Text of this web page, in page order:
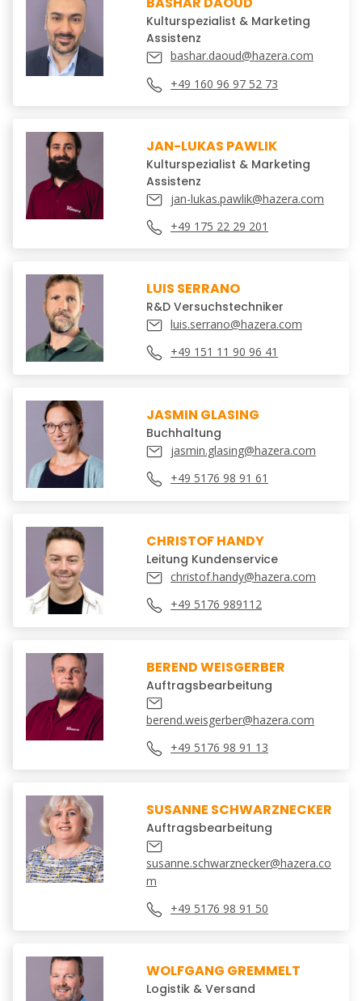
Kulturspezialist & Marketing
Assistenz
bashar.daoud@hazera.com
+49 160 96 97 52 73
JAN-LUKAS PAWLIK
Kulturspezialist & Marketing
Assistenz
jan-lukas.pawlik@hazera.com
+49 175 22 29 201
LUIS SERRANO
R&D Versuchstechniker
luis.serrano@hazera.com
+49 151 11 90 96 41
JASMIN GLASING
Buchhaltung
jasmin.glasing@hazera.com
+49 5176 98 91 61
CHRISTOF HANDY
Leitung Kundenservice
christof.handy@hazera.com
+49 5176 989112
BEREND WEISGERBER
Auftragsbearbeitung
berend.weisgerber@hazera.com
+49 5176 98 91 13
SUSANNE SCHWARZNECKER
Auftragsbearbeitung
susanne.schwarznecker@hazera.co
m
+49 5176 98 91 50
WOLFGANG GREMMELT
Logistik & Versand